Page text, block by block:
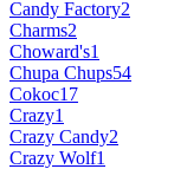
Candy Factory2
Charms2
Choward's1
Chupa Chups54
Cokoc17
Crazy1
Crazy Candy2
Crazy Wolf1